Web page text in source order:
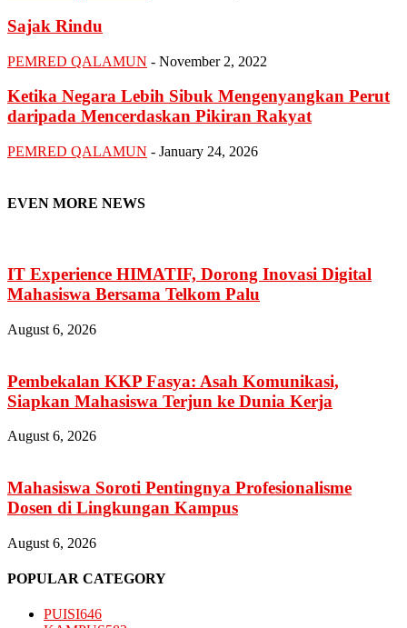
Sajak Rindu
PEMRED QALAMUN - November 2, 2022
Ketika Negara Lebih Sibuk Mengenyangkan Perut
daripada Mencerdaskan Pikiran Rakyat
PEMRED QALAMUN - January 24, 2026
EVEN MORE NEWS
IT Experience HIMATIF, Dorong Inovasi Digital
Mahasiswa Bersama Telkom Palu
August 6, 2026
Pembekalan KKP Fasya: Asah Komunikasi,
Siapkan Mahasiswa Terjun ke Dunia Kerja
August 6, 2026
Mahasiswa Soroti Pentingnya Profesionalisme
Dosen di Lingkungan Kampus
August 6, 2026
POPULAR CATEGORY
PUISI646